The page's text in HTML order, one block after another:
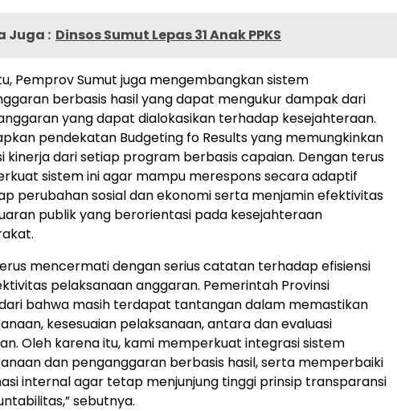
Juga : Dinsos Sumut Lepas 31 Anak PPKS
Pemprov Sumut juga mengembangkan sistem
berbasis hasil yang dapat mengukur dampak dari
yang dapat dialokasikan terhadap kesejahteraan.
pendekatan Budgeting fo Results yang memungkinkan
kinerja dari setiap program berbasis capaian. Dengan terus
sistem ini agar mampu merespons secara adaptif
perubahan sosial dan ekonomi serta menjamin efektivitas
publik yang berorientasi pada kesejahteraan
mencermati dengan serius catatan terhadap efisiensi
pelaksanaan anggaran. Pemerintah Provinsi
bahwa masih terdapat tantangan dalam memastikan
kesesuaian pelaksanaan, antara dan evaluasi
Oleh karena itu, kami memperkuat integrasi sistem
dan penganggaran berbasis hasil, serta memperbaiki
internal agar tetap menjunjung tinggi prinsip transparansi
sebutnya.